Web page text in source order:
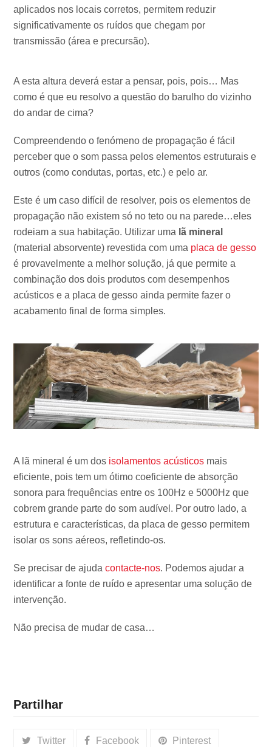
aplicados nos locais corretos, permitem reduzir
significativamente os ruídos que chegam por
transmissão (área e precursão).
A esta altura deverá estar a pensar, pois, pois… Mas
como é que eu resolvo a questão do barulho do vizinho
do andar de cima?
Compreendendo o fenómeno de propagação é fácil
perceber que o som passa pelos elementos estruturais e
outros (como condutas, portas, etc.) e pelo ar.
Este é um caso difícil de resolver, pois os elementos de
propagação não existem só no teto ou na parede…eles
rodeiam a sua habitação. Utilizar uma lã mineral
(material absorvente) revestida com uma placa de gesso
é provavelmente a melhor solução, já que permite a
combinação dos dois produtos com desempenhos
acústicos e a placa de gesso ainda permite fazer o
acabamento final de forma simples.
A lã mineral é um dos isolamentos acústicos mais
eficiente, pois tem um ótimo coeficiente de absorção
sonora para frequências entre os 100Hz e 5000Hz que
cobrem grande parte do som audível. Por outro lado, a
estrutura e características, da placa de gesso permitem
isolar os sons aéreos, refletindo-os.
Se precisar de ajudacontacte-nos. Podemos ajudar a
identificar a fonte de ruído e apresentar uma solução de
intervenção.
Não precisa de mudar de casa…
Partilhar
Twitter Facebook Pinterest